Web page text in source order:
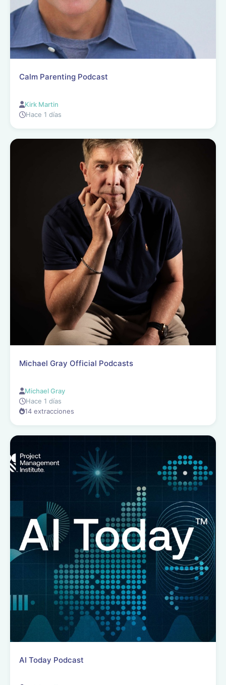
Calm Parenting Podcast
Kirk Martin
Hace 1 días
Michael Gray Official Podcasts
Michael Gray
Hace 1 días
14 extracciones
AI Today Podcast